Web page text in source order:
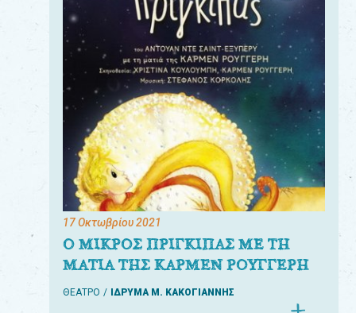
17 Οκτωβρίου 2021
Ο ΜΙΚΡΟΣ ΠΡΙΓΚΙΠΑΣ ΜΕ ΤΗ
ΜΑΤΙΑ ΤΗΣ ΚΑΡΜΕΝ ΡΟΥΓΓΕΡΗ
ΘΕΑΤΡΟ ΙΔΡΥΜΑ Μ. ΚΑΚΟΓΙΑΝΝΗΣ